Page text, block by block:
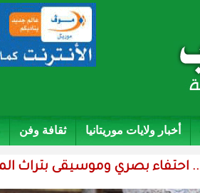
أخبار ولايات موريتانيا ثقافة وفن